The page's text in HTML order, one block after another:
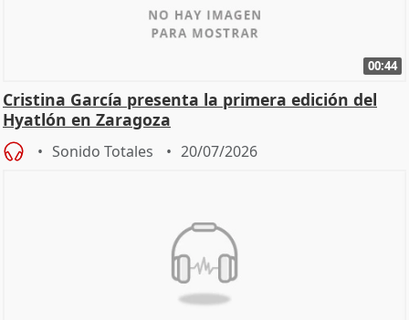
00:44
Cristina García presenta la primera edición del
Hyatlón en Zaragoza
Sonido Totales 20/07/2026